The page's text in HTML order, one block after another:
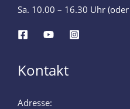
Sa. 10.00 – 16.30 Uhr
Kontakt
Adresse: